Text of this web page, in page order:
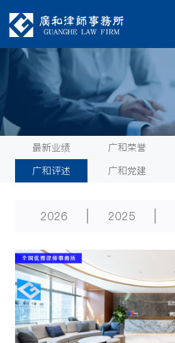
最新业绩 广和荣誉
广和评述
广和党建
2026 2025